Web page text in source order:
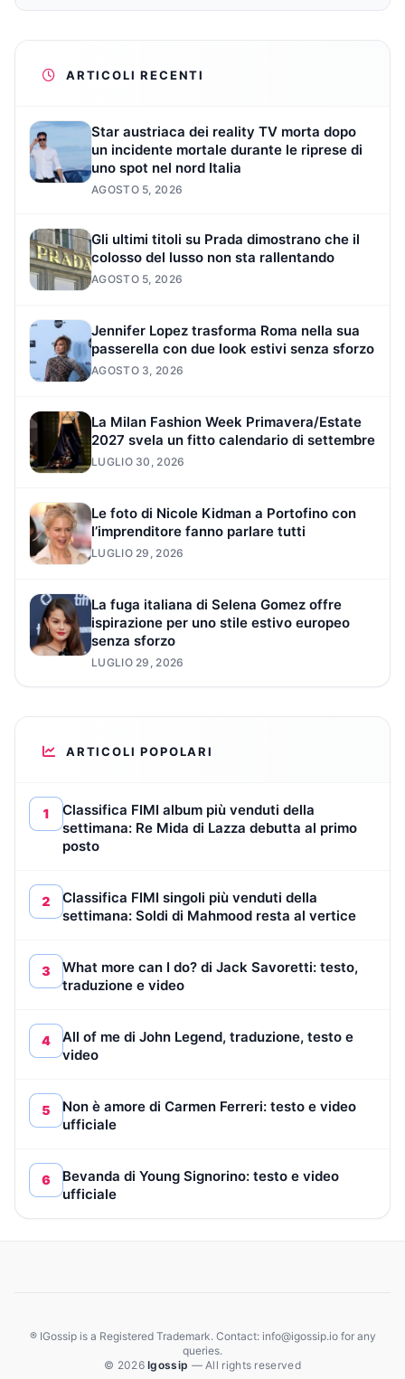
ARTICOLI RECENTI
Star austriaca dei reality TV morta dopo
un incidente mortale durante le riprese di
uno spot nel nord Italia
AGOSTO 5, 2026
Gli ultimi titoli su Prada dimostrano che il
colosso del lusso non sta rallentando
AGOSTO 5, 2026
Jennifer Lopez trasforma Roma nella sua
passerella con due look estivi senza sforzo
AGOSTO 3, 2026
La Milan Fashion Week Primavera/Estate
2027 svela un fitto calendario di settembre
LUGLIO 30, 2026
Le foto di Nicole Kidman a Portofino con
l’imprenditore fanno parlare tutti
LUGLIO 29, 2026
La fuga italiana di Selena Gomez offre
ispirazione per uno stile estivo europeo
senza sforzo
LUGLIO 29, 2026
ARTICOLI POPOLARI
1
Classifica FIMI album più venduti della
settimana: Re Mida di Lazza debutta al primo
posto
2
Classifica FIMI singoli più venduti della
settimana: Soldi di Mahmood resta al vertice
3
What more can I do? di Jack Savoretti: testo,
traduzione e video
4
All of me di John Legend, traduzione, testo e
video
5
Non è amore di Carmen Ferreri: testo e video
ufficiale
6
Bevanda di Young Signorino: testo e video
ufficiale
® IGossip is a Registered Trademark. Contact: info@igossip.io for any
queries.
© 2026Igossip — All rights reserved